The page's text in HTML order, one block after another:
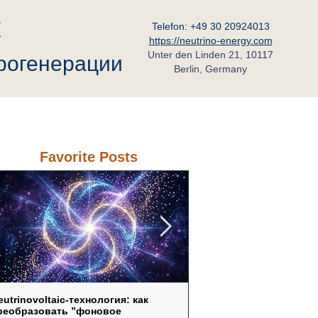
Telefon: +49 30 20924013
https://neutrino-energy.com
Unter den Linden 21, 10117
Berlin, Germany
Favorite Posts
как
”фоновое